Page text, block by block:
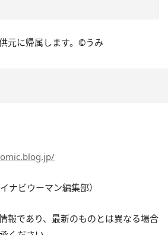
元に帰属します。©うみ
ナビウーマン編集部）
報であり、最新のものとは異なる場合